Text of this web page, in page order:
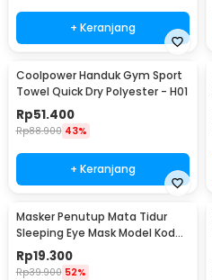
+ Keranjang
Coolpower Handuk Gym Sport
Towel Quick Dry Polyester - H01
Rp51.400
Rp88.900 43%
+ Keranjang
Masker Penutup Mata Tidur
Sleeping Eye Mask Model Kodok
- LC30
Rp19.300
Rp39.900 52%